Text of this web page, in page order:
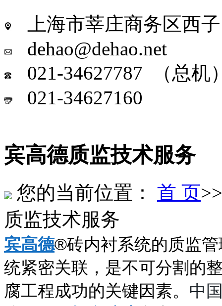
上海市莘庄商务区西
dehao@dehao.net
021-34627787 （总机
021-34627160
宾高德质监技术服务
您的当前位置： 首 页>>
质监技术服务
宾高德®砖内衬系统的质监
统紧密关联，是不可分割的
腐工程成功的关键因素。 中